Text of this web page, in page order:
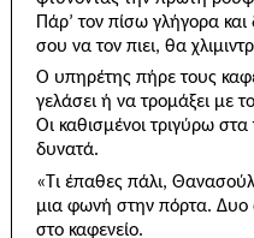
Πάρ’ τον πίσω γλήγορα και
σου να τον πιει, θα
Ο υπηρέτης πήρε τους
γελάσει ή να τρομάξει με
Οι καθισμένοι τριγύρω
δυνατά.
«Τι έπαθες πάλι,
μια φωνή στην πόρτα. Δυο
στο καφενείο.